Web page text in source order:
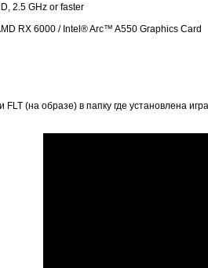
2.5 GHz or faster
RX 6000 / Intel® Arc™ A550 Graphics Card
FLT (на образе) в папку где установлена игра